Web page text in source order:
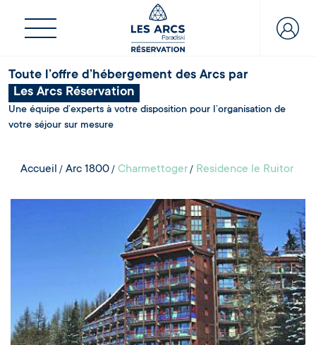
Toute l’offre d’hébergement des Arcs par
Les Arcs Réservation
Une équipe d’experts à votre disposition pour l’organisation de
votre séjour sur mesure
Accueil Arc 1800 Charmettoger Residence le Ruitor